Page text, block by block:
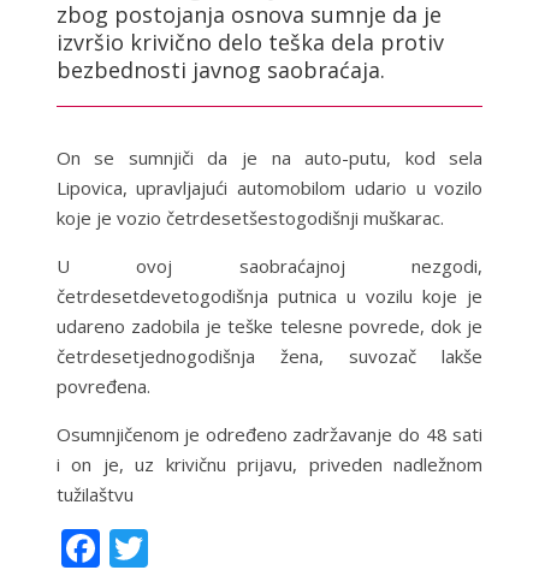
zbog postojanja osnova sumnje da je
izvršio krivično delo teška dela protiv
bezbednosti javnog saobraćaja.
On se sumnjiči da je na auto-putu, kod sela
Lipovica, upravljajući automobilom udario u vozilo
koje je vozio četrdesetšestogodišnji muškarac.
U ovoj saobraćajnoj nezgodi,
četrdesetdevetogodišnja putnica u vozilu koje je
udareno zadobila je teške telesne povrede, dok je
četrdesetjednogodišnja žena, suvozač lakše
povređena.
Osumnjičenom je određeno zadržavanje do 48 sati
i on je, uz krivičnu prijavu, priveden nadležnom
tužilaštvu
F T